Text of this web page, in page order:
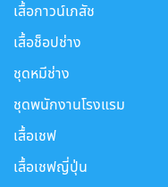
เสื้อกาวน์เภสัช
เสื้อช็อปช่าง
ชุดหมีช่าง
ชุดพนักงานโรงแรม
เสื้อเชฟ
เสื้อเชฟญี่ปุ่น